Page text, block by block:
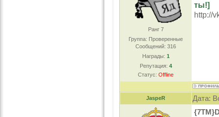
Ранг 7
Группа: Проверенные
Сообщений: 316
Награды: 1
Репутация: 4
Статус: Offline
ты!]
http://
JaspeR
Дата: